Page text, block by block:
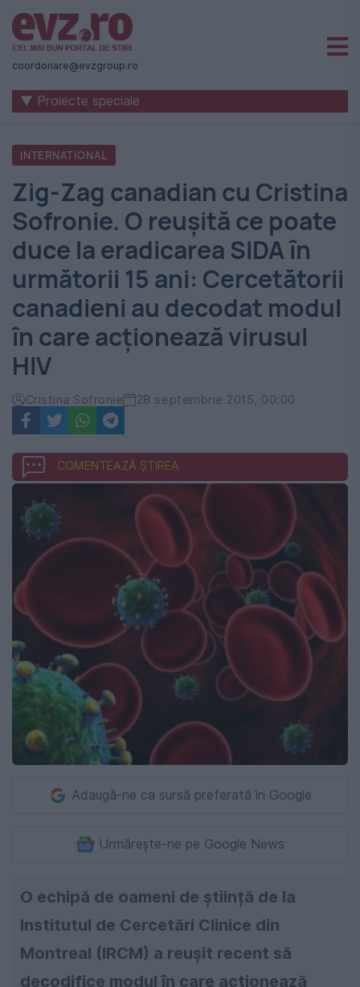
Știri
naționale
internaționale
România
-
Evenimentul
Zilei
coordonare@evzgroup.ro
▼ Proiecte speciale
INTERNATIONAL
Zig-Zag canadian cu Cristina
Sofronie. O reușită ce poate
duce la eradicarea SIDA în
următorii 15 ani: Cercetătorii
canadieni au decodat modul
în care acționează virusul
HIV
Cristina Sofronie 28 septembrie 2015, 00:00
COMENTEAZĂ ȘTIREA
Adaugă-ne ca sursă preferată în Google
Urmărește-ne pe Google News
O echipă de oameni de știință de la
Institutul de Cercetări Clinice din
Montreal (IRCM) a reușit recent să
decodifice modul în care acționează